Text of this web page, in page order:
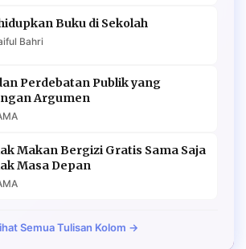
Buku di Sekolah
Bahri
Perdebatan Publik yang
Argumen
Makan Bergizi Gratis Sama Saja
Masa Depan
Semua Tulisan Kolom →